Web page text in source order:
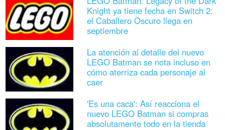
Knight ya tiene fecha en Switch 2:
el Caballero Oscuro llega en
septiembre
La atención al detalle del nuevo
LEGO Batman se nota incluso en
cómo aterriza cada personaje al
caer
'Es una caca': Así reacciona el
nuevo LEGO Batman si compras
absolutamente todo en la tienda